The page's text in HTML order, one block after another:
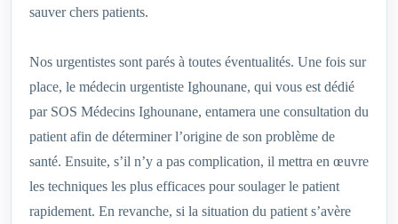
sauver chers patients.
Nos urgentistes sont parés à toutes éventualités. Une fois sur
place, le médecin urgentiste Ighounane, qui vous est dédié
par SOS Médecins Ighounane, entamera une consultation du
patient afin de déterminer l’origine de son problème de
santé. Ensuite, s’il n’y a pas complication, il mettra en œuvre
les techniques les plus efficaces pour soulager le patient
rapidement. En revanche, si la situation du patient s’avère